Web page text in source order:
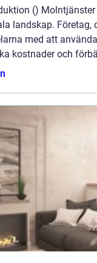
()
landskap. Företag,
med att
kostnader och